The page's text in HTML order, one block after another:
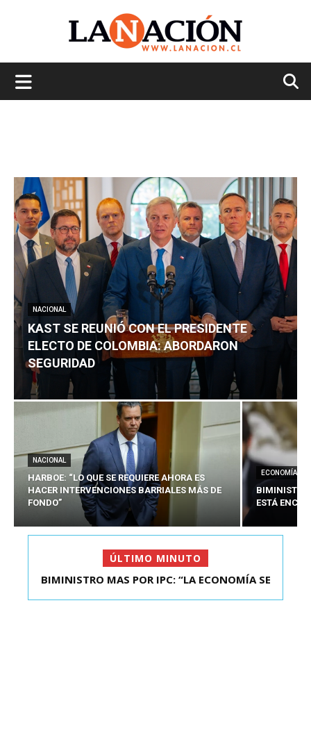
NACIONAL
KAST SE REUNIÓ CON EL PRESIDENTE
ELECTO DE COLOMBIA: ABORDARON
SEGURIDAD
NACIONAL
HARBOE: “LO QUE SE REQUIERE AHORA ES
HACER INTERVENCIONES BARRIALES MÁS DE
FONDO”
ECONOMÍA
BIMINISTRO
ESTÁ
ÚLTIMO MINUTO
KAST SE REUNIÓ CON EL PRESIDENTE ELECTO DE
BIMINISTRO MAS POR IPC: “LA ECONOMÍA SE